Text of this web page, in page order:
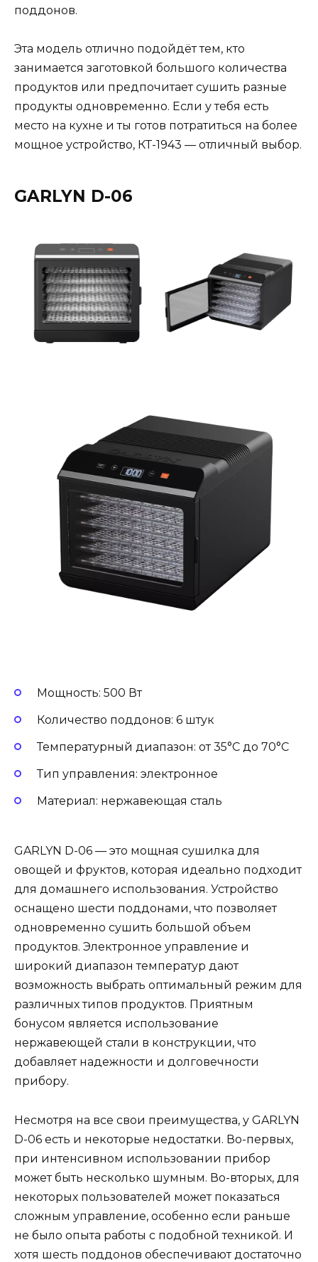
поддонов.
Эта модель отлично подойдёт тем, кто
занимается заготовкой большого количества
продуктов или предпочитает сушить разные
продукты одновременно. Если у тебя есть
место на кухне и ты готов потратиться на более
мощное устройство, КТ-1943 — отличный выбор.
GARLYN D-06
Мощность: 500 Вт
Количество поддонов: 6 штук
Температурный диапазон: от 35°C до 70°C
Тип управления: электронное
Материал: нержавеющая сталь
GARLYN D-06 — это мощная сушилка для
овощей и фруктов, которая идеально подходит
для домашнего использования. Устройство
оснащено шести поддонами, что позволяет
одновременно сушить большой объем
продуктов. Электронное управление и
широкий диапазон температур дают
возможность выбрать оптимальный режим для
различных типов продуктов. Приятным
бонусом является использование
нержавеющей стали в конструкции, что
добавляет надежности и долговечности
прибору.
Несмотря на все свои преимущества, у GARLYN
D-06 есть и некоторые недостатки. Во-первых,
при интенсивном использовании прибор
может быть несколько шумным. Во-вторых, для
некоторых пользователей может показаться
сложным управление, особенно если раньше
не было опыта работы с подобной техникой. И
хотя шесть поддонов обеспечивают достаточно